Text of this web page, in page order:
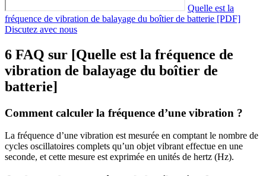
Quelle est la
fréquence de vibration de balayage du boîtier de batterie [PDF]
Discutez avec nous
6 FAQ sur [Quelle est la fréquence de
vibration de balayage du boîtier de
batterie]
Comment calculer la fréquence d’une vibration ?
La fréquence d’une vibration est mesurée en comptant le nombre de
cycles oscillatoires complets qu’un objet vibrant effectue en une
seconde, et cette mesure est exprimée en unités de hertz (Hz).